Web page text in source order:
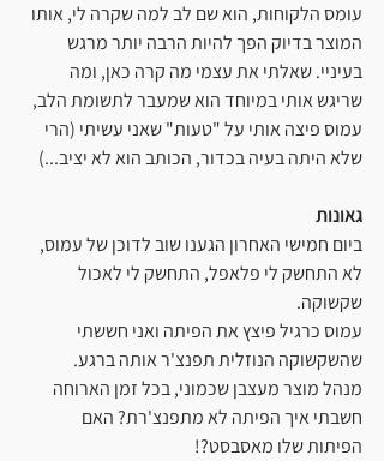
עומס הלקוחות, הוא שם לב למה שקרה לי, אותו
המוצר בדיוק הפך להיות הרבה יותר מרגש
בעיניי. שאלתי את עצמי מה קרה כאן, ומה
שריגש אותי במיוחד הוא שמעבר לתשומת הלב,
עמוס פיצה אותי על "טעות" שאני עשיתי (הרי
שלא היתה בעיה בכדור, הכותב הוא לא יציב...)
גאונות
ביום חמישי האחרון הגענו שוב לדוכן של עמוס,
לא התחשק לי פלאפל, התחשק לי לאכול
שקשוקה.
עמוס כרגיל פיצץ את הפיתה ואני חששתי
שהשקשוקה הנוזלית תפנצ'ר אותה ברגע.
מנהל מוצר מעצבן שכמוני, בכל זמן הארוחה
חשבתי איך הפיתה לא מתפנצ'רת? האם
הפיתות שלו מאסבסט?!